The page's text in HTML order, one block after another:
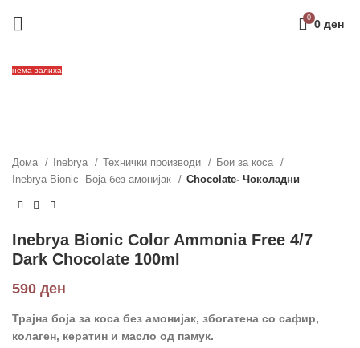
0 0 ден
нема залиха
Дома Inebrya Технички производи
Бои за коса
Inebrya Bionic -Боја без амонијак
Chocolate- Чоколадни
Inebrya Bionic Color Ammonia Free 4/7
Dark Chocolate 100ml
590 ден
Трајна боја за коса без амонијак, збогатена со сафир,
колаген, кератин и масло од памук.